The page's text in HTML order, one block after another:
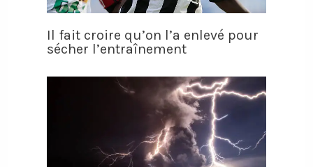
Il fait croire qu’on l’a enlevé pour
sécher l’entraînement